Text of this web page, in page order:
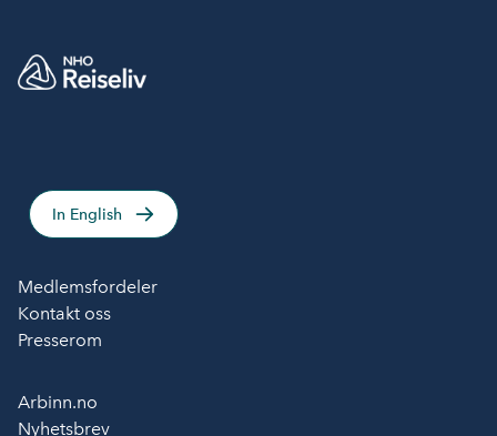
In English
Medlemsfordeler
Kontakt oss
Presserom
Arbinn.no
Nyhetsbrev